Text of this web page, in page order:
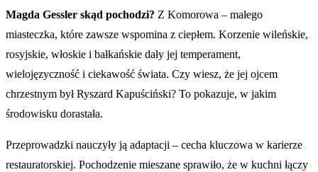
Magda Gessler skąd pochodzi? Z Komorowa – małego
miasteczka, które zawsze wspomina z ciepłem. Korzenie wileńskie,
rosyjskie, włoskie i bałkańskie dały jej temperament,
wielojęzyczność i ciekawość świata. Czy wiesz, że jej ojcem
chrzestnym był Ryszard Kapuściński? To pokazuje, w jakim
środowisku dorastała.
Przeprowadzki nauczyły ją adaptacji – cecha kluczowa w karierze
restauratorskiej. Pochodzenie mieszane sprawiło, że w kuchni łączy